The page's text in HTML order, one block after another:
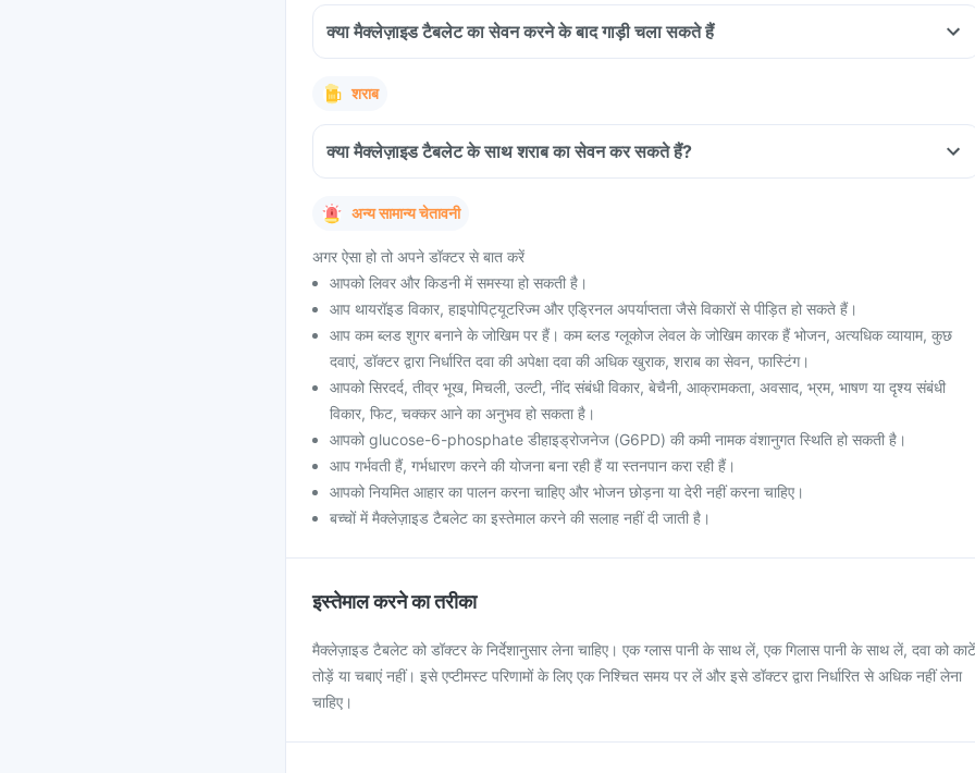
क्या मैक्लेज़ाइड टैबलेट का सेवन करने के बाद गाड़ी चला सकते हैं
शराब
क्या मैक्लेज़ाइड टैबलेट के साथ शराब का सेवन कर सकते हैं?
अन्य सामान्य चेतावनी
अगर ऐसा हो तो अपने डॉक्टर से बात करें
आपको लिवर और किडनी में समस्या हो सकती है।
आप थायरॉइड विकार, हाइपोपिट्यूटरिज्म और एड्रिनल अपर्याप्तता जैसे विकारों से पीड़ित हो सकते हैं।
आप कम ब्लड शुगर बनाने के जोखिम पर हैं। कम ब्लड ग्लूकोज लेवल के जोखिम कारक हैं भोजन, अत्यधिक व्यायाम, कुछ
दवाएं, डॉक्टर द्वारा निर्धारित दवा की अपेक्षा दवा की अधिक खुराक, शराब का सेवन, फास्टिंग।
आपको सिरदर्द, तीव्र भूख, मिचली, उल्टी, नींद संबंधी विकार, बेचैनी, आक्रामकता, अवसाद, भ्रम, भाषण या दृश्य संबंधी
विकार, फिट, चक्कर आने का अनुभव हो सकता है।
आपको glucose-6-phosphate डीहाइड्रोजनेज (G6PD) की कमी नामक वंशानुगत स्थिति हो सकती है।
आप गर्भवती हैं, गर्भधारण करने की योजना बना रही हैं या स्तनपान करा रही हैं।
आपको नियमित आहार का पालन करना चाहिए और भोजन छोड़ना या देरी नहीं करना चाहिए।
बच्चों में मैक्लेज़ाइड टैबलेट का इस्तेमाल करने की सलाह नहीं दी जाती है।
इस्तेमाल करने का तरीका
मैक्लेज़ाइड टैबलेट को डॉक्टर के निर्देशानुसार लेना चाहिए। एक ग्लास पानी के साथ लें, एक गिलास पानी के साथ लें, दवा को
तोड़ें या चबाएं नहीं। इसे एप्टीमस्ट परिणामों के लिए एक निश्चित समय पर लें और इसे डॉक्टर द्वारा निर्धारित से अधिक नहीं लेना
चाहिए।